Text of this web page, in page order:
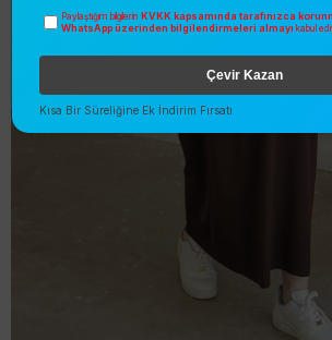
Paylaştığım bilgilerin KVKK kapsamında tarafınızca
WhatsApp üzerinden bilgilendirmeleri almayı kabul
Çevir Kazan
Kısa Bir Süreliğine Ek İndirim Fırsatı